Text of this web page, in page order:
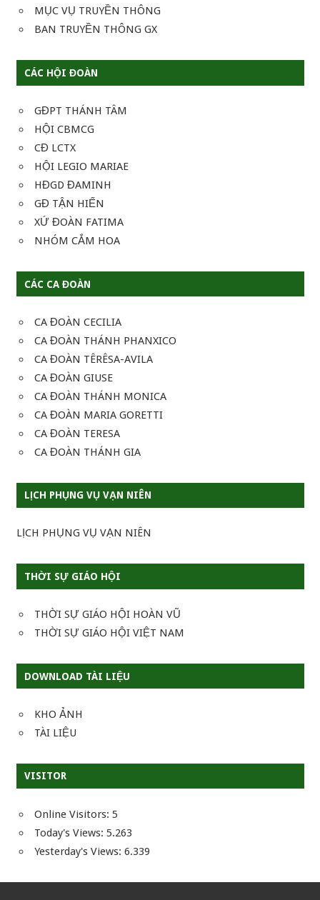
MỤC VỤ TRUYỀN THÔNG
BAN TRUYỀN THÔNG GX
CÁC HỘI ĐOÀN
GĐPT THÁNH TÂM
HỘI CBMCG
CĐ LCTX
HỘI LEGIO MARIAE
HĐGD ĐAMINH
GĐ TẬN HIẾN
XỨ ĐOÀN FATIMA
NHÓM CẮM HOA
CÁC CA ĐOÀN
CA ĐOÀN CECILIA
CA ĐOÀN THÁNH PHANXICO
CA ĐOÀN TÊRÊSA-AVILA
CA ĐOÀN GIUSE
CA ĐOÀN THÁNH MONICA
CA ĐOÀN MARIA GORETTI
CA ĐOÀN TERESA
CA ĐOÀN THÁNH GIA
LỊCH PHỤNG VỤ VẠN NIÊN
LỊCH PHỤNG VỤ VẠN NIÊN
THỜI SỰ GIÁO HỘI
THỜI SỰ GIÁO HỘI HOÀN VŨ
THỜI SỰ GIÁO HỘI VIỆT NAM
DOWNLOAD TÀI LIỆU
KHO ẢNH
TÀI LIỆU
VISITOR
Online Visitors: 5
Today's Views: 5.263
Yesterday's Views: 6.339